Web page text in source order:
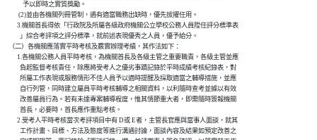
              予以即時之實質獎勵。
           (2)並由各機關列冊管制，遇有適當職務出缺時，優先拔擢任用。
          3.機關首長得依「行政院及所屬各級政府機關公立學校公務人員陞任評分標準表
            」綜合考評項之評分標準，就前述表現優秀之人員，優予給分。
    （二）各機關應落實平時考核及覈實辦理考績，其作法如下：
          1.各機關公務人員平時考核，為機關首長及各級主管之重要職責，各級主管並應
            負起監督考核責任，除應將受考人之優劣事蹟記錄於平時成績考核紀錄表，對
            所屬工作表現或服務情形不佳人員予以適時提醒及採取適當之輔導措施，並應
            自行列管，同時建立屬員平時考核輔導之相關資料，以利隨時查考並據以有效
            改善屬員行為。若有未達專案輔導程度，惟其情節重大者，即需隨時簽報機關
            首長，必要時，首長應作重點考核。
          2.受考人平時考核當次考評項目中有 D或 E者，主管長官應與當事人面談，就其
            工作計畫、目標、方法及態度等進行溝通討論，面談內容及結果如預定改善之